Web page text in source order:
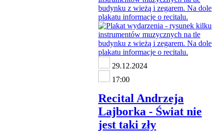
29.12.2024
17:00
Recital Andrzeja
Lajborka - Świat nie
jest taki zły